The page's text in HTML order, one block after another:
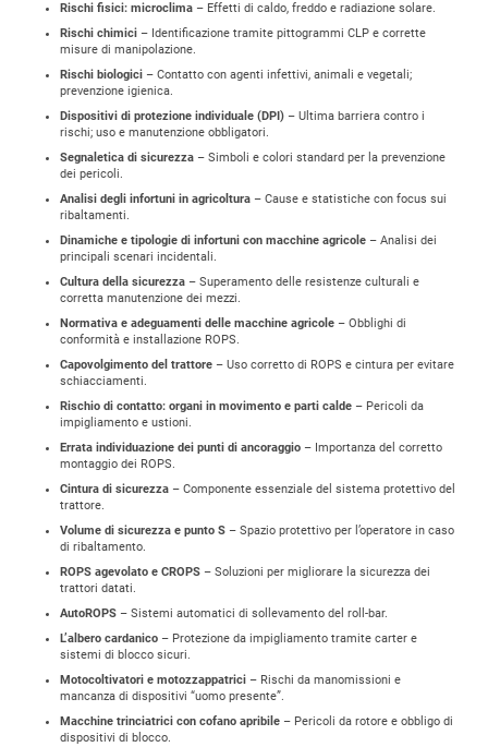
Rischi fisici: microclima – Effetti di caldo, freddo e radiazione solare.
Rischi chimici – Identificazione tramite pittogrammi CLP e corrette
misure di manipolazione.
Rischi biologici – Contatto con agenti infettivi, animali e vegetali;
prevenzione igienica.
Dispositivi di protezione individuale (DPI) – Ultima barriera contro i
rischi; uso e manutenzione obbligatori.
Segnaletica di sicurezza – Simboli e colori standard per la prevenzione
dei pericoli.
Analisi degli infortuni in agricoltura – Cause e statistiche con focus sui
ribaltamenti.
Dinamiche e tipologie di infortuni con macchine agricole – Analisi dei
principali scenari incidentali.
Cultura della sicurezza – Superamento delle resistenze culturali e
corretta manutenzione dei mezzi.
Normativa e adeguamenti delle macchine agricole – Obblighi di
conformità e installazione ROPS.
Capovolgimento del trattore – Uso corretto di ROPS e cintura per evitare
schiacciamenti.
Rischio di contatto: organi in movimento e parti calde – Pericoli da
impigliamento e ustioni.
Errata individuazione dei punti di ancoraggio – Importanza del corretto
montaggio dei ROPS.
Cintura di sicurezza – Componente essenziale del sistema protettivo del
trattore.
Volume di sicurezza e punto S – Spazio protettivo per l’operatore in caso
di ribaltamento.
ROPS agevolato e CROPS – Soluzioni per migliorare la sicurezza dei
trattori datati.
AutoROPS – Sistemi automatici di sollevamento del roll-bar.
L’albero cardanico – Protezione da impigliamento tramite carter e
sistemi di blocco sicuri.
Motocoltivatori e motozzappatrici – Rischi da manomissioni e
mancanza di dispositivi “uomo presente”.
Macchine trinciatrici con cofano apribile – Pericoli da rotore e obbligo di
dispositivi di blocco.